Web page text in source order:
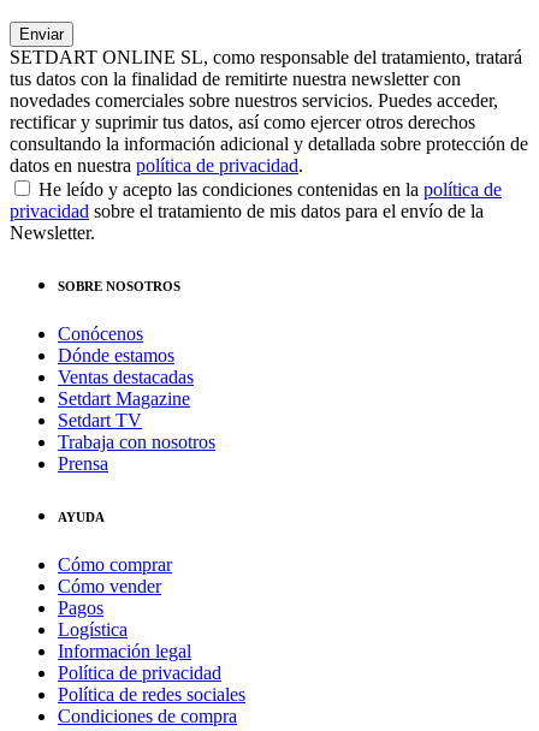
SETDART ONLINE SL, como responsable del tratamiento, tratará
tus datos con la finalidad de remitirte nuestra newsletter con
novedades comerciales sobre nuestros servicios. Puedes acceder,
rectificar y suprimir tus datos, así como ejercer otros derechos
consultando la información adicional y detallada sobre protección de
datos en nuestra política de privacidad.
He leído y acepto las condiciones contenidas en la política de
privacidad sobre el tratamiento de mis datos para el envío de la
Newsletter.
SOBRE NOSOTROS
Conócenos
Dónde estamos
Ventas destacadas
Setdart Magazine
Setdart TV
Trabaja con nosotros
Prensa
AYUDA
Cómo comprar
Cómo vender
Pagos
Logística
Información legal
Política de privacidad
Política de redes sociales
Condiciones de compra